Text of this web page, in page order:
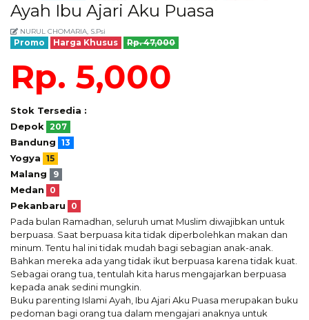
Ayah Ibu Ajari Aku Puasa
NURUL CHOMARIA, S.Psi
Promo Harga Khusus Rp. 47,000
Rp. 5,000
Stok Tersedia :
Depok 207
Bandung 13
Yogya 15
Malang 9
Medan 0
Pekanbaru 0
Pada bulan Ramadhan, seluruh umat Muslim diwajibkan untuk
berpuasa. Saat berpuasa kita tidak diperbolehkan makan dan
minum. Tentu hal ini tidak mudah bagi sebagian anak-anak.
Bahkan mereka ada yang tidak ikut berpuasa karena tidak kuat.
Sebagai orang tua, tentulah kita harus mengajarkan berpuasa
kepada anak sedini mungkin.
Buku parenting Islami Ayah, Ibu Ajari Aku Puasa merupakan buku
pedoman bagi orang tua dalam mengajari anaknya untuk